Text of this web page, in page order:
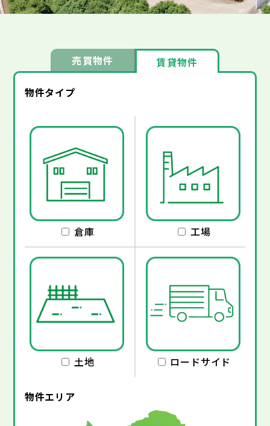
売買物件 賃貸物件
物件タイプ
倉庫 工場
土地 ロードサイド
物件エリア